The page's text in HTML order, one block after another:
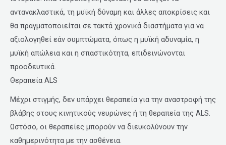
αντανακλαστικά, τη μυϊκή δύναμη και άλλες αποκρίσεις και
θα πραγματοποιείται σε τακτά χρονικά διαστήματα για να
αξιολογηθεί εάν συμπτώματα, όπως η μυϊκή αδυναμία, η
μυϊκή απώλεια και η σπαστικότητα, επιδεινώνονται
προοδευτικά.
Θεραπεία ALS
Μέχρι στιγμής, δεν υπάρχει θεραπεία για την αναστροφή της
βλάβης στους κινητικούς νευρώνες ή τη θεραπεία της ALS.
Ωστόσο, οι θεραπείες μπορούν να διευκολύνουν την
καθημερινότητα με την ασθένεια.